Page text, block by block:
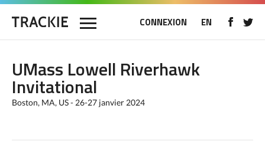
CONNEXION EN
UMass Lowell Riverhawk
Invitational
Boston, MA, US - 26-27 janvier 2024